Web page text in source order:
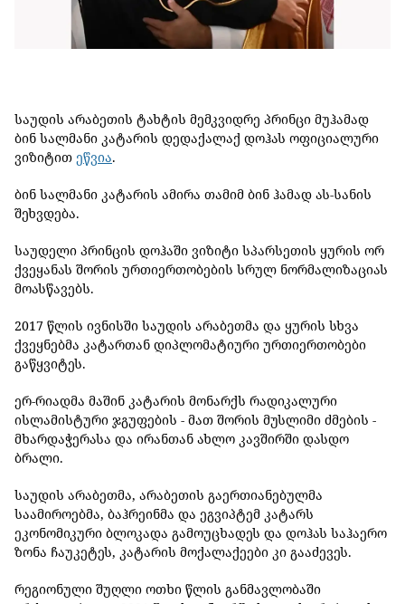
საუდის არაბეთის ტახტის მემკვიდრე პრინცი მუჰამად
ბინ სალმანი კატარის დედაქალაქ დოჰას ოფიციალური
ვიზიტით ეწვია.
ბინ სალმანი კატარის ამირა თამიმ ბინ ჰამად ას-სანის
შეხვდება.
საუდელი პრინცის დოჰაში ვიზიტი სპარსეთის ყურის ორ
ქვეყანას შორის ურთიერთობების სრულ ნორმალიზაციას
მოასწავებს.
2017 წლის ივნისში საუდის არაბეთმა და ყურის სხვა
ქვეყნებმა კატართან დიპლომატიური ურთიერთობები
გაწყვიტეს.
ერ-რიადმა მაშინ კატარის მონარქს რადიკალური
ისლამისტური ჯგუფების - მათ შორის მუსლიმი ძმების -
მხარდაჭერასა და ირანთან ახლო კავშირში დასდო
ბრალი.
საუდის არაბეთმა, არაბეთის გაერთიანებულმა
საამიროებმა, ბაჰრეინმა და ეგვიპტემ კატარს
ეკონომიკური ბლოკადა გამოუცხადეს და დოჰას საჰაერო
ზონა ჩაუკეტეს, კატარის მოქალაქეები კი გააძევეს.
რეგიონული შუღლი ოთხი წლის განმავლობაში